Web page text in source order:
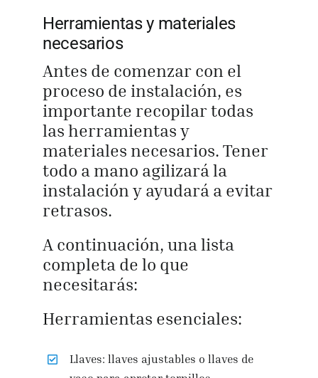
Herramientas y materiales
necesarios
Antes de comenzar con el
proceso de instalación, es
importante recopilar todas
las herramientas y
materiales necesarios. Tener
todo a mano agilizará la
instalación y ayudará a evitar
retrasos.
A continuación, una lista
completa de lo que
necesitarás:
Herramientas esenciales:
Llaves: llaves ajustables o llaves de